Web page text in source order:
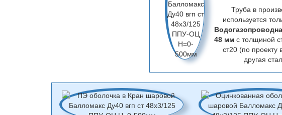
Труба в
используется
48 ммс толщиной
ст20 (по проекту
другая